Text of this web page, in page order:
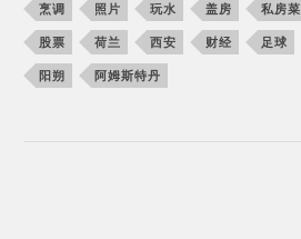
烹调 照片 玩水 盖房 私房菜
股票 荷兰 西安 财经 足球
阳朔 阿姆斯特丹